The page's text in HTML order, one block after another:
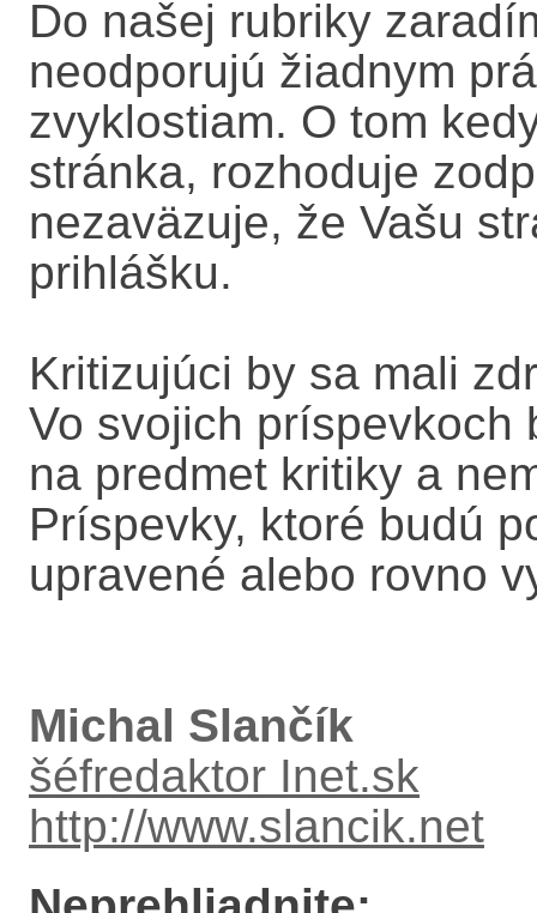
Do našej rubriky
neodporujú žiadnym
zvyklostiam. O tom
stránka, rozhoduje
nezaväzuje, že Vašu
prihlášku.
Kritizujúci by sa mali
Vo svojich príspevkoch
na predmet kritiky a
Príspevky, ktoré budú
upravené alebo rovno
Michal Slančík
šéfredaktor Inet.sk
http://www.slancik.net